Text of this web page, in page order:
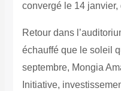
convergé le 14
Retour dans
échauffé que le soleil
septembre, Mongia
Initiative,